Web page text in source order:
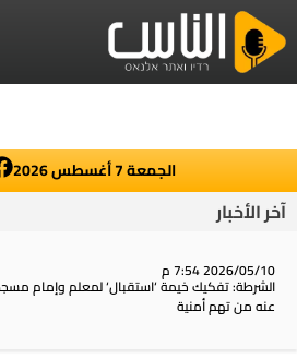
الجمعة 7 أغسطس 2026
آخر الأخبار
2026/05/10 7:54 م
الشرطة: تفكيك خيمة ‘استقبال‘ لمعلم وإمام
عنه من تهم أمنية